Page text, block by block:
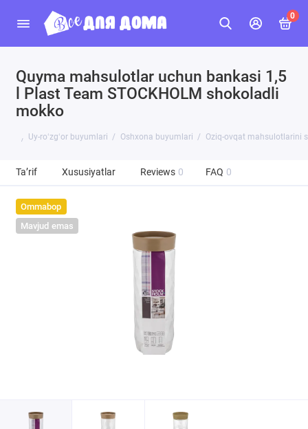
0
Quyma mahsulotlar uchun bankasi 1,5
l Plast Team STOCKHOLM shokoladli
mokko
Uy-roʻzgʻor buyumlari Oshxona buyumlari Oziq-ovqat mahsulotlarini
Ta’rif Xususiyatlar Reviews 0 FAQ 0
Ommabop
Mavjud emas